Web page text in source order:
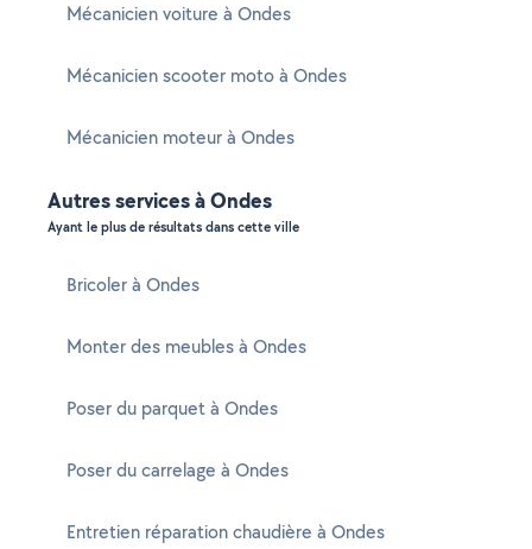
Mécanicien voiture à Ondes
Mécanicien scooter moto à Ondes
Mécanicien moteur à Ondes
Autres services à Ondes
Ayant le plus de résultats dans cette ville
Bricoler à Ondes
Monter des meubles à Ondes
Poser du parquet à Ondes
Poser du carrelage à Ondes
Entretien réparation chaudière à Ondes